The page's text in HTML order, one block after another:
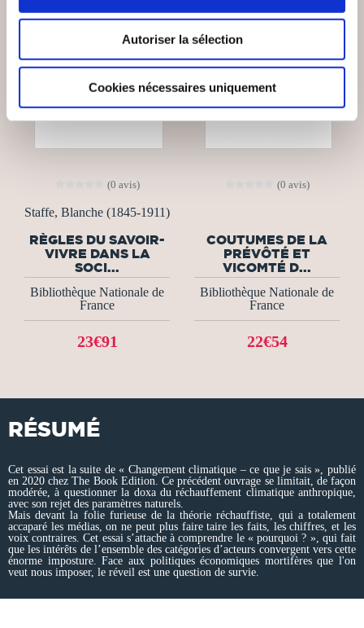
Autoriser la sélection
Cookies nécessaires uniquement
(0 avis)
Staffe, Blanche (1845-1911)
RÈGLES DU SAVOIR-
VIVRE DANS LA
SOCI...
Bibliothèque Nationale de
France
23€91
(0 avis)
COUTUMES DE LA
PRÉVÔTÉ ET
VICOMTÉ D...
Bibliothèque Nationale de
France
22€54
RÉSUMÉ
Cet essai est la suite de « Changement climatique – ce que je sais », publié
en 2020 chez The Book Edition. Ce précédent ouvrage se limitait, de façon
modérée, à questionner la doxa du réchauffement climatique anthropique,
avec son rejet des paramètres naturels.
Mais devant la folie furieuse de la théorie réchauffiste, qui a totalement
accaparé les médias, on ne peut plus faire taire les faits, les chiffres, et les
voix contraires. Cet essai s’attache à comprendre le « pourquoi ? », qui fait
que les intérêts de l’ensemble des catégories d’acteurs convergent vers cette
énorme imposture. Face aux politiques économiques mortifères que l'on
veut nous imposer, le réveil est une question de survie.